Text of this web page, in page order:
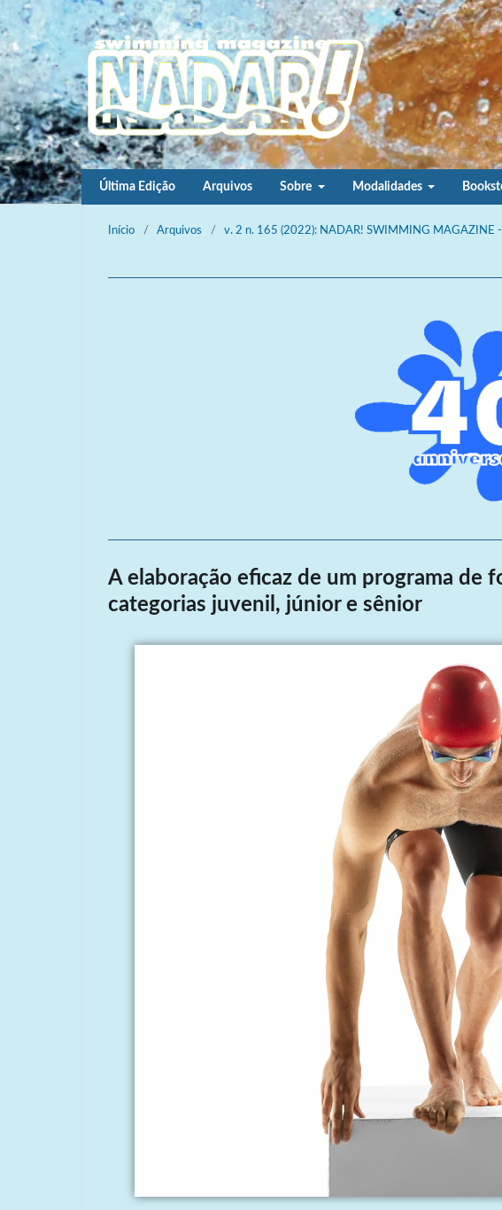
Última Edição Arquivos Sobre Modalidades
Início / Arquivos / v. 2 n. 165 (2022): NADAR! SWIMMING MAGAZINE
A elaboração eficaz de um programa de
categorias juvenil, júnior e sênior